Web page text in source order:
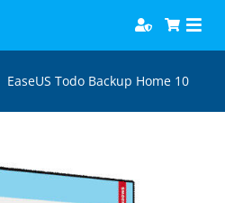
EaseUS Todo Backup Home 10